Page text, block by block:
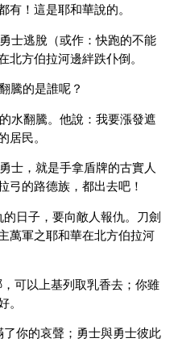
！這是耶和華說的。
士逃脫（或作：快跑的不能
方伯拉河邊絆跌仆倒。
騰的是誰呢？
水翻騰。他說：我要漲發遮
民。
士，就是手拿盾牌的古實人
弓的路德族，都出去吧！
日子，要向敵人報仇。刀劍
萬軍之耶和華在北方伯拉河
可以上基列取乳香去；你雖
你的哀聲；勇士與勇士彼此